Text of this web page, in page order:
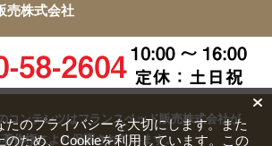
く際はどうぞよろしくお願い致しま
なりありがとうございました。
売株式会社
コンテンツはフランスベッド販売株式会社が
作権により保護されています。
たのプライバシーを大切にします。また
のため、Cookieを利用しています。この